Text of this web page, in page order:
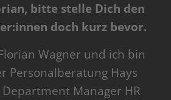
bitte stelle Dich den
doch kurz bevor.
Wagner und ich bin
Personalberatung Hays
Manager HR